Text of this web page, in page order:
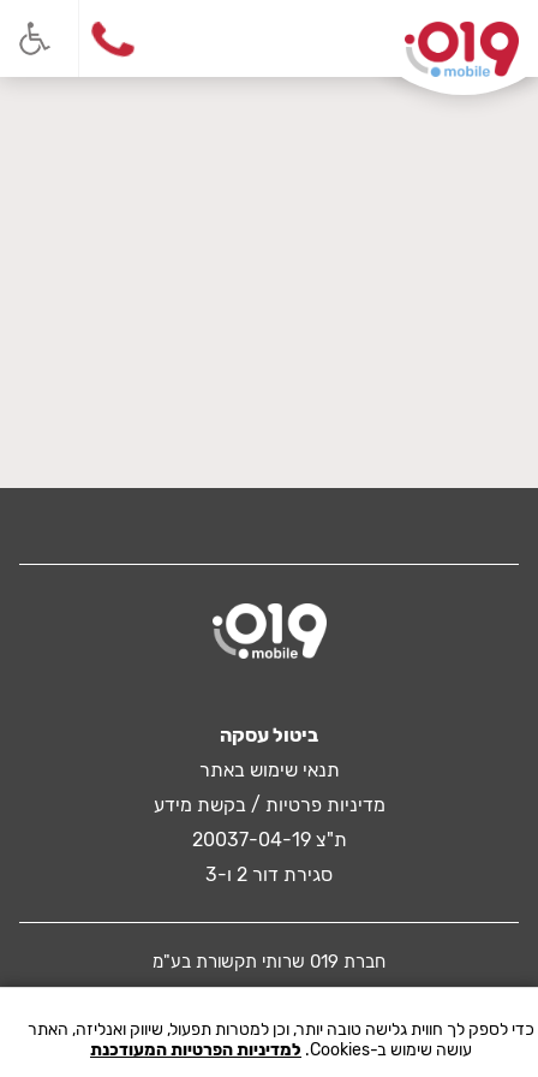
ביטול עסקה
תנאי שימוש באתר
מדיניות פרטיות / בקשת מידע
ת"צ 20037-04-19
סגירת דור 2 ו-3
חברת 019 שרותי תקשורת בע"מ
© 2016 019 MOBILE. All rights reserved
כדי לספק לך חווית גלישה טובה יותר, וכן למטרות תפעול, שיווק ואנליזה, האתר
עושה שימוש ב-Cookies.
למדיניות הפרטיות המעודכנת